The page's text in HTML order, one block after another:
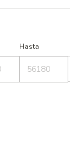
Hasta